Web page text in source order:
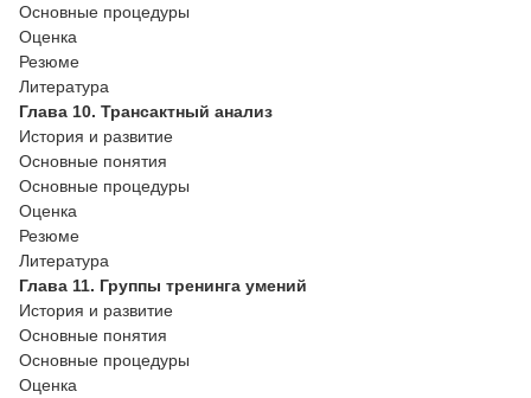
Основные процедуры
Оценка
Резюме
Литература
Глава 10. Трансактный анализ
История и развитие
Основные понятия
Основные процедуры
Оценка
Резюме
Литература
Глава 11. Группы тренинга умений
История и развитие
Основные понятия
Основные процедуры
Оценка